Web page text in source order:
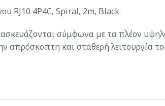
RJ10 4P4C, Spiral, 2m, Black
σύμφωνα με τα πλέον
απρόσκοπτη και σταθερή λειτουργία